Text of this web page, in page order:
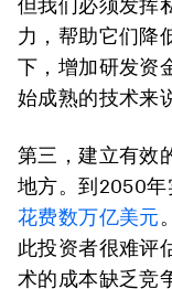
但我们必须发挥
力，帮助它们降
下，增加研发资
始成熟的技术来
第三，建立有效
地方。到2050年
花费数万亿美元
此投资者很难评
术的成本缺乏竞